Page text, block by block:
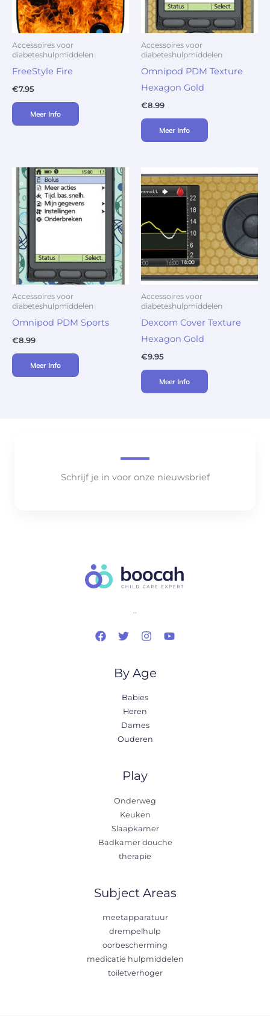
Accessoires voor
diabeteshulpmiddelen
FreeStyle Fire
€7.95
Meer Info
Accessoires voor
diabeteshulpmiddelen
Omnipod PDM Texture
Hexagon Gold
€8.99
Meer Info
Accessoires voor
diabeteshulpmiddelen
Omnipod PDM Sports
€8.99
Meer Info
Accessoires voor
diabeteshulpmiddelen
Dexcom Cover Texture
Hexagon Gold
€9.95
Meer Info
Schrijf je in voor onze nieuwsbrief
..
By Age
Babies
Heren
Dames
Ouderen
Play
Onderweg
Keuken
Slaapkamer
Badkamer douche
therapie
Subject Areas
meetapparatuur
drempelhulp
oorbescherming
medicatie hulpmiddelen
toiletverhoger